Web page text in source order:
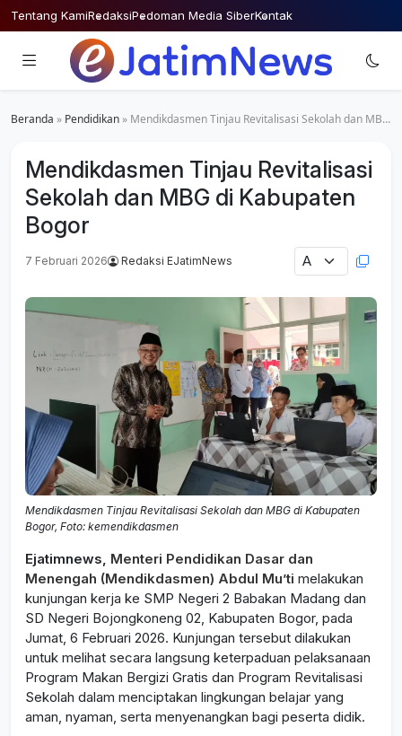
Skip
to
Tentang KamiRedaksiPedoman Media SiberKontak
Beranda » Pendidikan» Mendikdasmen Tinjau Revitalisasi Sekolah dan MBG di Kabupaten Bogor
Mendikdasmen Tinjau Revitalisasi
Sekolah dan MBG di Kabupaten
Bogor
7 Februari 2026 Redaksi EJatimNews
Mendikdasmen Tinjau Revitalisasi Sekolah dan MBG di Kabupaten
Bogor, Foto: kemendikdasmen
Ejatimnews, Menteri Pendidikan Dasar dan
Menengah (Mendikdasmen) Abdul Mu’ti melakukan
kunjungan kerja ke SMP Negeri 2 Babakan Madang dan
SD Negeri Bojongkoneng 02, Kabupaten Bogor, pada
Jumat, 6 Februari 2026. Kunjungan tersebut dilakukan
untuk melihat secara langsung keterpaduan pelaksanaan
Program Makan Bergizi Gratis dan Program Revitalisasi
Sekolah dalam menciptakan lingkungan belajar yang
aman, nyaman, serta menyenangkan bagi peserta didik.